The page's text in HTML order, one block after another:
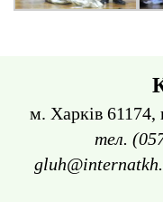
м. Харків 61174,
тел.